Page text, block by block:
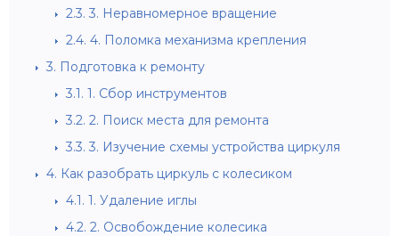
2.3. 3. Неравномерное вращение
2.4. 4. Поломка механизма крепления
3. Подготовка к ремонту
3.1. 1. Сбор инструментов
3.2. 2. Поиск места для ремонта
3.3. 3. Изучение схемы устройства циркуля
4. Как разобрать циркуль с колесиком
4.1. 1. Удаление иглы
4.2. 2. Освобождение колесика